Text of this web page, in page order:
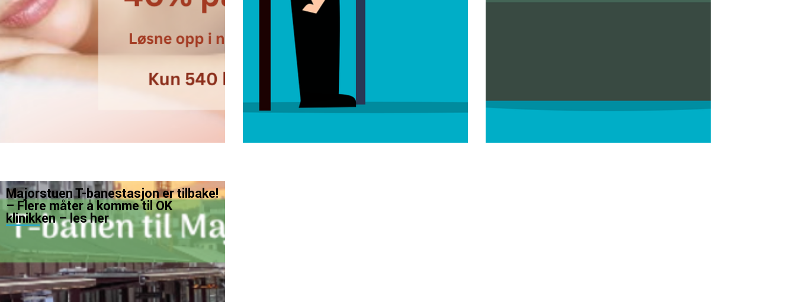
Majorstuen T-banestasjon er tilbake!
– Flere måter å komme til OK
klinikken – les her